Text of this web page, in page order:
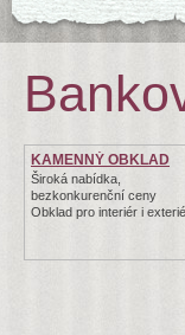
KAMENNÝ OBKLAD
Široká nabídka,
bezkonkurenční ceny
Obklad pro interiér i